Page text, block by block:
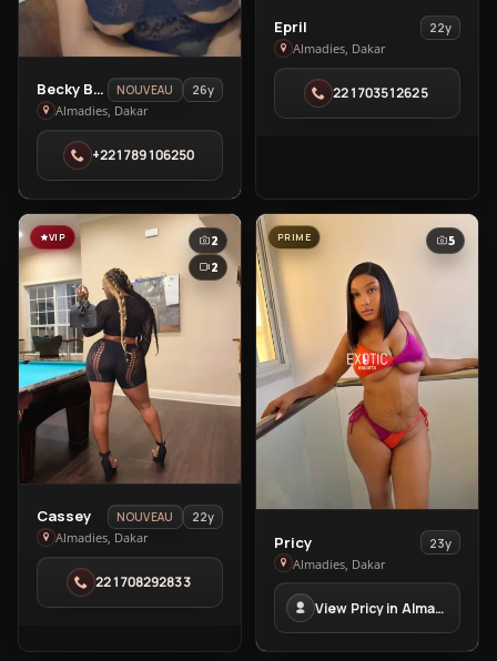
View
Becky
Baby
Almadies
Becky Baby NOUVEAU
26y
Almadies, Dakar
+221789106250
View
Epril
in
Almadies
Epril
22y
Almadies, Dakar
221703512625
VIP
2
2
View
Cassey
in
Almadies
Cassey NOUVEAU
22y
Almadies, Dakar
221708292833
PRIME 5
View
Pricy
in
Almadies
Pricy
23y
Almadies, Dakar
View Pricy in Almadies